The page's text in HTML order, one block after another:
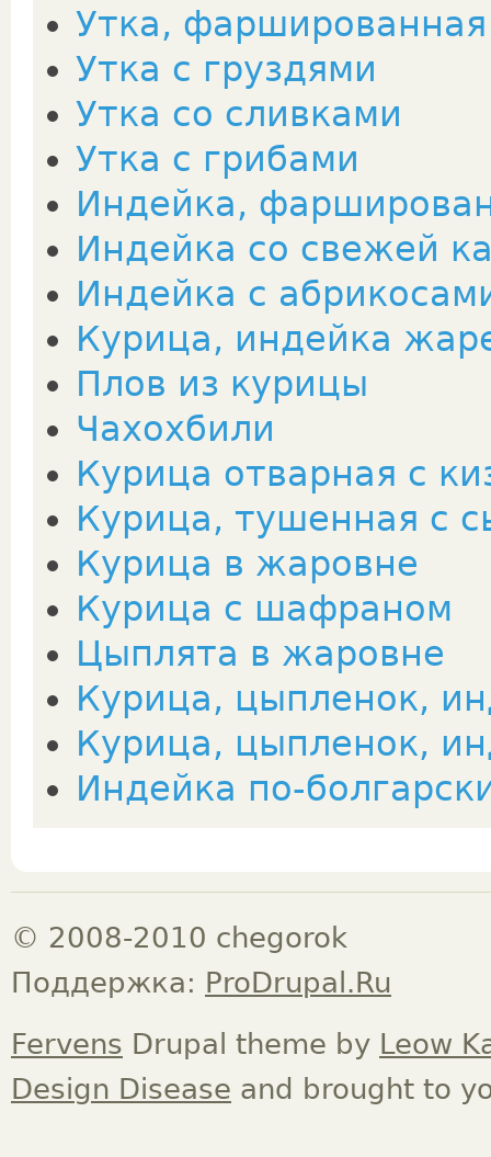
Утка,
Утка с груздями
Утка со сливками
Утка с грибами
Индейка,
Индейка со свежей
Индейка с
Курица, индейка
Плов из курицы
Чахохбили
Курица отварная с
Курица, тушенная с
Курица в жаровне
Курица с шафраном
Цыплята в жаровне
Курица, цыпленок,
Курица, цыпленок,
Индейка по-
© 2008-2010 chegorok
Поддержка: ProDrupal.Ru
Fervens Drupal theme by Leow
Design Disease and brought to